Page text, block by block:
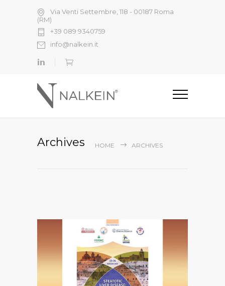
Via Venti Settembre, 118 - 00187 Roma
(RM)
+39 089 9340759
info@nalkein.it
Archives HOME ARCHIVES